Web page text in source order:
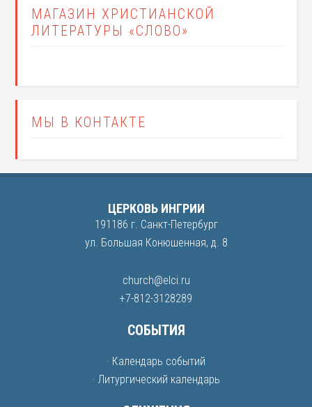
МАГАЗИН ХРИСТИАНСКОЙ
ЛИТЕРАТУРЫ «СЛОВО»
МЫ В КОНТАКТЕ
ЦЕРКОВЬ ИНГРИИ
191186 г. Санкт-Петербург
ул. Большая Конюшенная, д. 8
church@elci.ru
+7-812-3128289
СОБЫТИЯ
· Календарь событий
· Литургический календарь